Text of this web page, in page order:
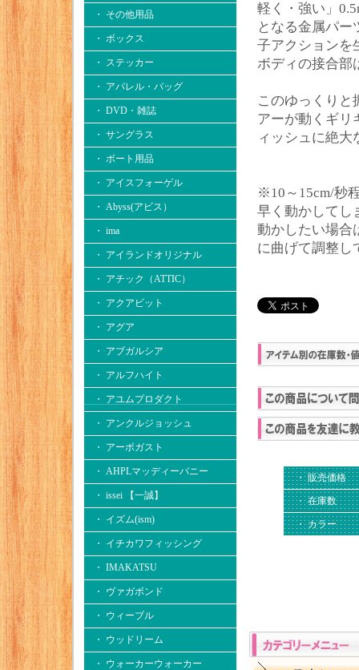
・ その他用品
・ ボックス
・ ステッカー
・ アパレル・バッグ
・ DVD・雑誌
・ サングラス
・ ボート用品
・ アイスフォーゲル
・ Abyss(アビス）
・ ima
・ アイランドオリジナル
・ アチック（ATTIC）
・ アクアビット
・ アグア
・ アブガルシア
・ アルフハイト
・ アユムプロダクト
・ アンクルジョッシュ
・ アーボガスト
・ AHPLマッディーバニー
・ issei 【一誠】
・ イズム(ism)
・ イチカワフィッシング
・ IMAKATSU
・ ヴァガボンド
・ ウィーブル
・ ウッドリーム
・ ウォーカーウォーカー
軽く・強い」
となる金属パ
子アクションを
ボディの接合部
このゆっくりと
アーが動くギリ
ィッシュに絶
※10～15cm/秒
早く動かしてし
動かしたい場合
に曲げて調整し
・ 販売価格
・ 在庫数
・ カラー